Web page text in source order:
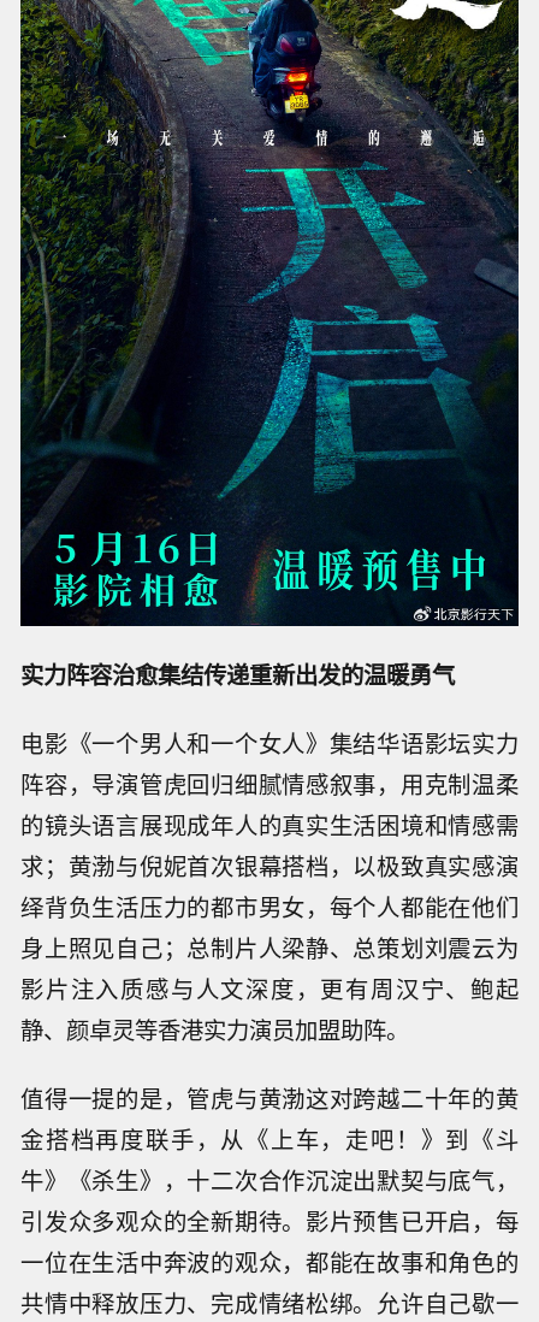
实力阵容治愈集结传递重新出发的温暖勇气
电影《一个男人和一个女人》集结华语影坛实力
阵容，导演管虎回归细腻情感叙事，用克制温柔
的镜头语言展现成年人的真实生活困境和情感需
求；黄渤与倪妮首次银幕搭档，以极致真实感演
绎背负生活压力的都市男女，每个人都能在他们
身上照见自己；总制片人梁静、总策划刘震云为
影片注入质感与人文深度，更有周汉宁、鲍起
静、颜卓灵等香港实力演员加盟助阵。
值得一提的是，管虎与黄渤这对跨越二十年的黄
金搭档再度联手，从《上车，走吧！》到《斗
牛》《杀生》，十二次合作沉淀出默契与底气，
引发众多观众的全新期待。影片预售已开启，每
一位在生活中奔波的观众，都能在故事和角色的
共情中释放压力、完成情绪松绑。允许自己歇一